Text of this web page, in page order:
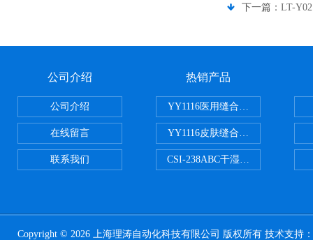
下一篇： LT-
公司介绍
公司介绍
在线留言
联系我们
热销产品
YY1116医用缝合线线径试验仪
YY1116皮肤缝合线线径测量仪
CSI-238ABC干湿电动摩擦色牢度
Copyright © 2026 上海理涛自动化科技有限公司 版权所有 技术支持：